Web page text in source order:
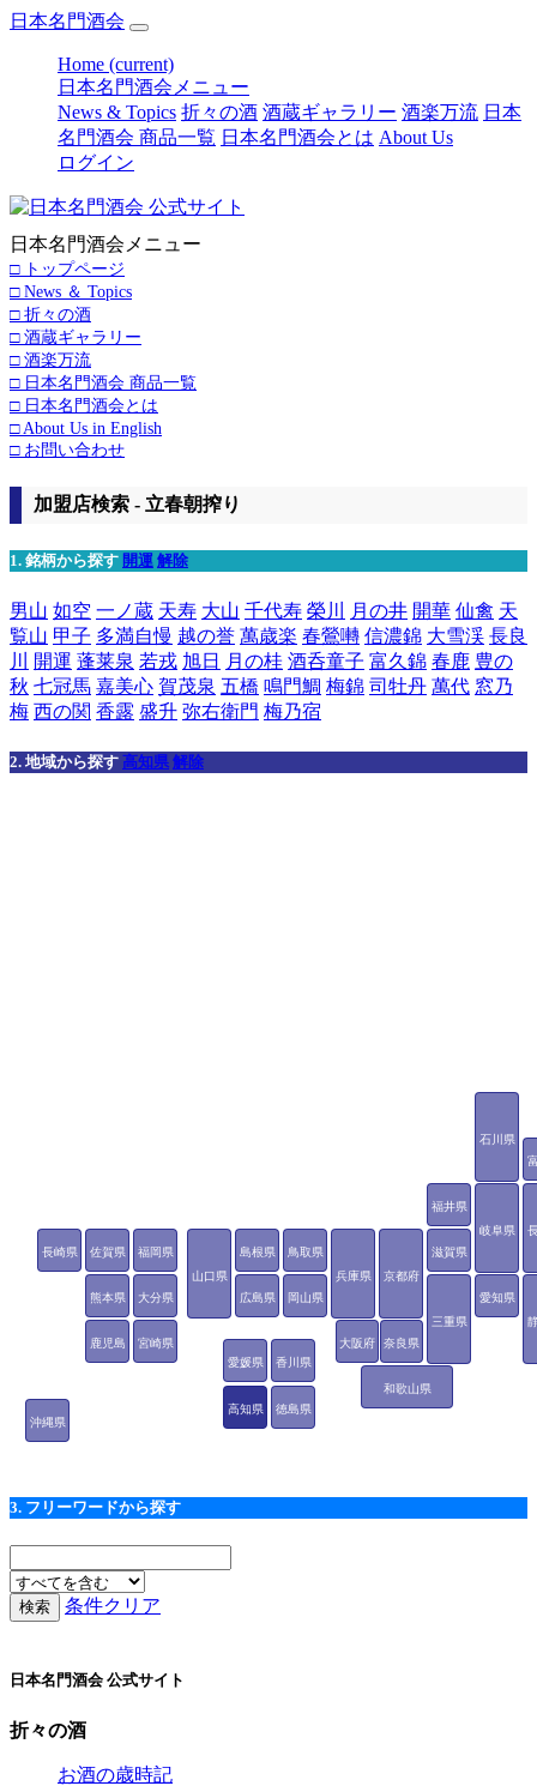
日本名門酒会
Home (current)
日本名門酒会メニュー
News & Topics 折々の酒 酒蔵ギャラリー 酒楽万流 日本
名門酒会 商品一覧 日本名門酒会とは About Us
ログイン
日本名門酒会メニュー
□ トップページ
□ News ＆ Topics
□ 折々の酒
□ 酒蔵ギャラリー
□ 酒楽万流
□ 日本名門酒会 商品一覧
□ 日本名門酒会とは
□ About Us in English
□ お問い合わせ
加盟店検索 - 立春朝搾り
1. 銘柄から探す 開運 解除
男山 如空 一ノ蔵 天寿 大山 千代寿 榮川 月の井 開華 仙禽 天
覧山 甲子 多満自慢 越の誉 萬歳楽 春鶯囀 信濃錦 大雪渓 長良
川
開運 蓬莱泉 若戎 旭日 月の桂 酒呑童子 富久錦 春鹿 豊の
秋 七冠馬 嘉美心 賀茂泉 五橋 鳴門鯛 梅錦 司牡丹 萬代 窓乃
梅 西の関 香露 盛升 弥右衛門 梅乃宿
2. 地域から探す 高知県 解除
石川県
福井県
岐阜県
愛知県
三重県
滋賀県
京都府
大阪府
兵庫県
奈良県
和歌山県
鳥取県
島根県
岡山県
広島県
山口県
徳島県
香川県
愛媛県
高知県
福岡県
佐賀県
長崎県
熊本県 大分県
宮崎県
鹿児島
沖縄県
3. フリーワードから探す
条件クリア
日本名門酒会 公式サイト
折々の酒
お酒の歳時記